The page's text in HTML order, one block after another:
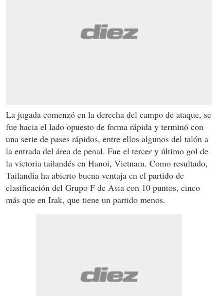
La jugada comenzó en la derecha del campo de ataque, se
fue hacia el lado opuesto de forma rápida y terminó con
una serie de pases rápidos, entre ellos algunos del talón a
la entrada del área de penal. Fue el tercer y último gol de
la victoria tailandés en Hanoi, Vietnam. Como resultado,
Tailandia ha abierto buena ventaja en el partido de
clasificación del Grupo F de Asia con 10 puntos, cinco
más que en Irak, que tiene un partido menos.